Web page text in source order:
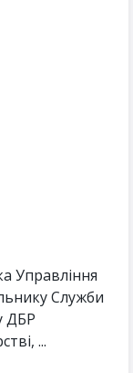
Управління
Служби
ДБР
...